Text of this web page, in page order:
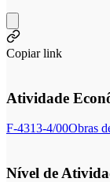
Copiar link
Atividade
F-4313-4/00Obras
Nível de